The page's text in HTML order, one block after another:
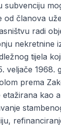
subvenciju
od članova
radi
nekretnine
tijela
veljače 1968.
prema
kao